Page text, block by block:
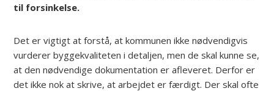
til forsinkelse.
Det er vigtigt at forstå, at kommunen ikke nødvendigvis
vurderer byggekvaliteten i detaljen, men de skal kunne se,
at den nødvendige dokumentation er afleveret. Derfor er
det ikke nok at skrive, at arbejdet er færdigt. Der skal ofte